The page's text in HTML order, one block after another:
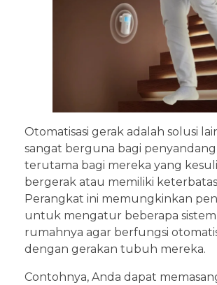
Otomatisasi gerak adalah solusi
sangat berguna bagi penyandang
terutama bagi mereka yang
bergerak atau memiliki
Perangkat ini memungkinkan
untuk mengatur beberapa sistem
rumahnya agar berfungsi
dengan gerakan tubuh mereka.
Contohnya, Anda dapat